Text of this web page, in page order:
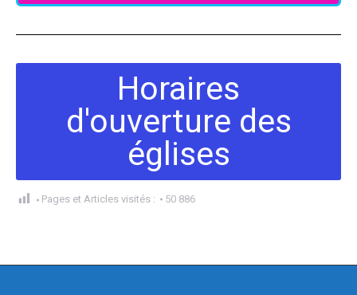
Horaires
d'ouverture des
églises
Pages et Articles visités : 50 886